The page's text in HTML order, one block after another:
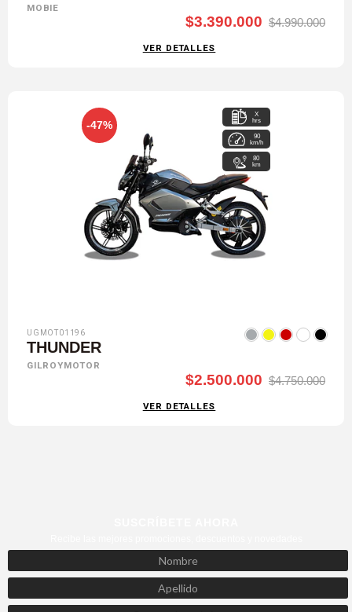
MOBIE
$3.390.000 $4.990.000
VER DETALLES
-47%
X
hrs
90
km/h
80
km
UGMOT01196
THUNDER
GILROYMOTOR
$2.500.000 $4.750.000
VER DETALLES